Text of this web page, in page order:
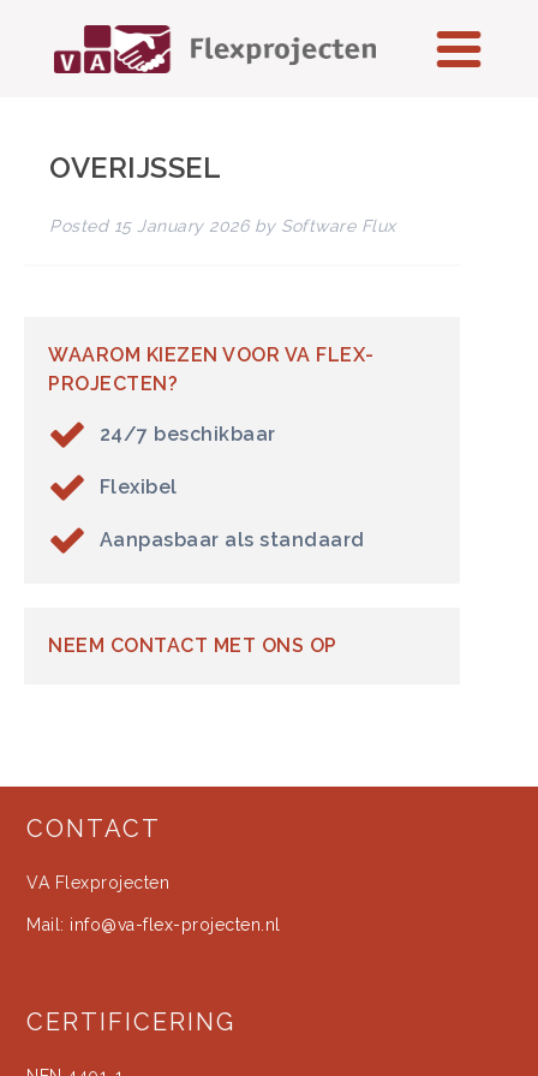
OVERIJSSEL
Posted 15 January 2026by Software Flux
WAAROM KIEZEN VOOR VA FLEX-
PROJECTEN?
24/7 beschikbaar
Flexibel
Aanpasbaar als standaard
NEEM CONTACT MET ONS OP
CONTACT
VA Flexprojecten
Mail: info@va-flex-projecten.nl
CERTIFICERING